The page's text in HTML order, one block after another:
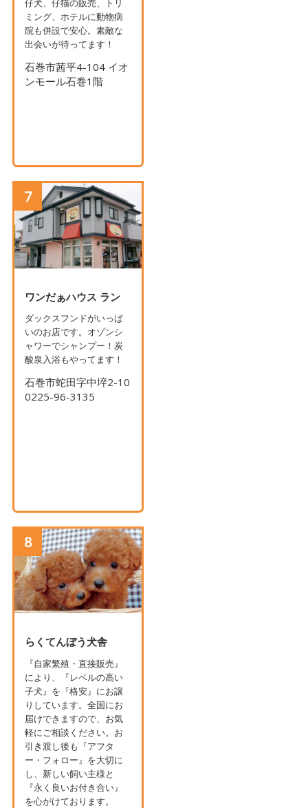
仔犬、仔猫の販売、トリ
ミング、ホテルに動物病
院も併設で安心。素敵な
出会いが待ってます！
石巻市茜平4-104 イオ
ンモール石巻1階
7
ワンだぁハウス ラン
ダックスフンドがいっぱ
いのお店です。オゾンシ
ャワーでシャンプー！炭
酸泉入浴もやってます！
石巻市蛇田字中埣2-10
0225-96-3135
8
らくてんぼう犬舎
『自家繁殖・直接販売』
により、『レベルの高い
子犬』を『格安』にお譲
りしています。全国にお
届けできますので、お気
軽にご相談ください。お
引き渡し後も『アフタ
ー・フォロー』を大切に
し、新しい飼い主様と
『永く良いお付き合い』
を心がけております。